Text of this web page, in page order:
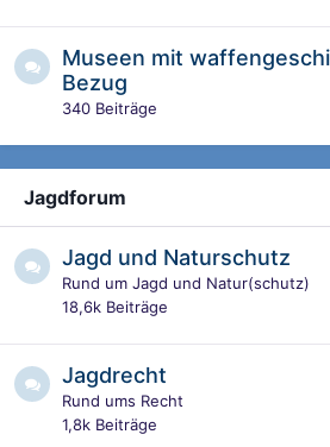
Museen mit
Bezug
340 Beiträge
Jagdforum
Jagd und Naturschutz
Rund um Jagd und Natur(schutz)
18,6k Beiträge
Jagdrecht
Rund ums Recht
1,8k Beiträge